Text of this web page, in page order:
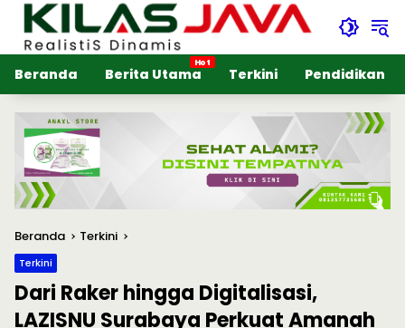
Langsung
konten
Beranda
Berita Utama Terkini Pendidikan
Beranda Terkini
Terkini
Dari Raker hingga Digitalisasi,
LAZISNU Surabaya Perkuat Amanah